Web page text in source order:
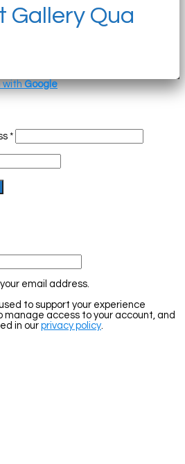
Gallery Qua
withGoogle
*
email address.
to support your experience
manage access to your account, and
in our privacy policy.